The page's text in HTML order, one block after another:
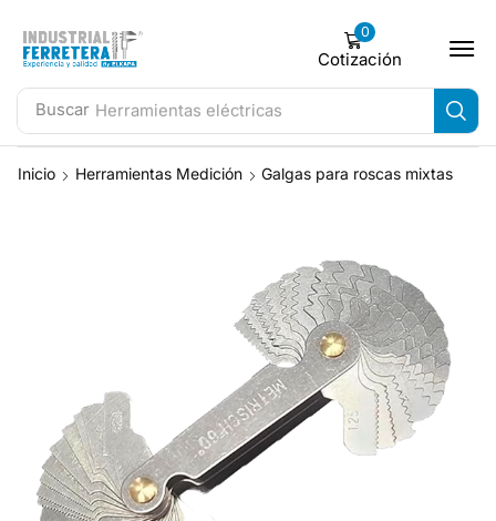
Buscar Herramientas eléctricas
0
Cotización
Inicio Herramientas Medición Galgas para roscas mixtas